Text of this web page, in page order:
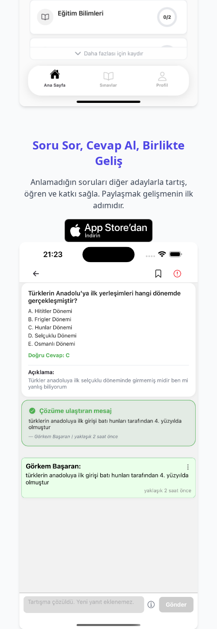
Soru Sor, Cevap Al, Birlikte
Geliş
Anlamadığın soruları diğer adaylarla tartış,
öğren ve katkı sağla. Paylaşmak gelişmenin ilk
adımıdır.